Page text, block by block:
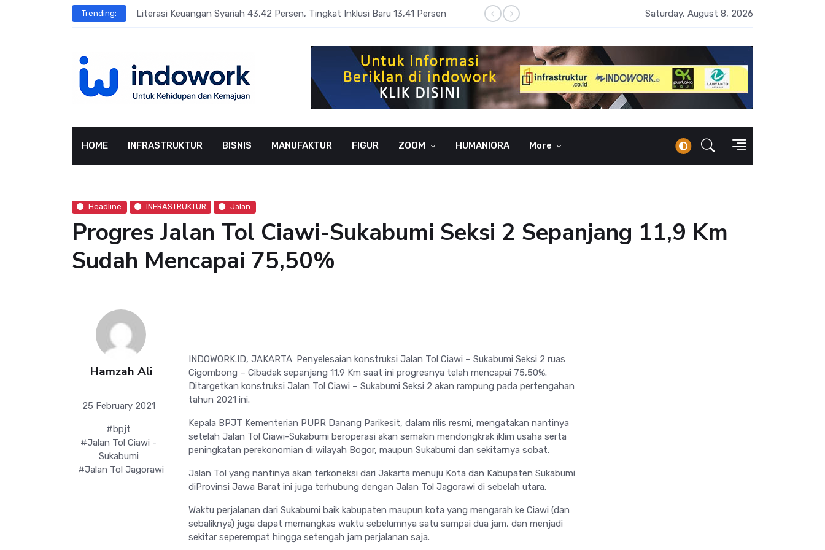
Trending: Literasi Keuangan Syariah 43,42 Persen, Tingkat Inklusi Baru 13,41 Persen Aset Perbankan Syariah Lampaui Rp1.000 Triliun, Pangsa Pasar Masih
Saturday, August 8, 2026
HOME INFRASTRUKTUR BISNIS MANUFAKTUR FIGUR ZOOM HUMANIORA More
Headline INFRASTRUKTUR Jalan
Progres Jalan Tol Ciawi-Sukabumi Seksi 2 Sepanjang 11,9 Km
Sudah Mencapai 75,50%
Hamzah Ali
25 February 2021
#bpjt
#Jalan Tol Ciawi -
Sukabumi
#Jalan Tol Jagorawi
INDOWORK.ID, JAKARTA: Penyelesaian konstruksi Jalan Tol Ciawi – Sukabumi Seksi 2 ruas
Cigombong – Cibadak sepanjang 11,9 Km saat ini progresnya telah mencapai 75,50%.
Ditargetkan konstruksi Jalan Tol Ciawi – Sukabumi Seksi 2 akan rampung pada pertengahan
tahun 2021 ini.
Kepala BPJT Kementerian PUPR Danang Parikesit, dalam rilis resmi, mengatakan nantinya
setelah Jalan Tol Ciawi-Sukabumi beroperasi akan semakin mendongkrak iklim usaha serta
peningkatan perekonomian di wilayah Bogor, maupun Sukabumi dan sekitarnya sobat.
Jalan Tol yang nantinya akan terkoneksi dari Jakarta menuju Kota dan Kabupaten Sukabumi
diProvinsi Jawa Barat ini juga terhubung dengan Jalan Tol Jagorawi di sebelah utara.
Waktu perjalanan dari Sukabumi baik kabupaten maupun kota yang mengarah ke Ciawi (dan
sebaliknya) juga dapat memangkas waktu sebelumnya satu sampai dua jam, dan menjadi
sekitar seperempat hingga setengah jam perjalanan saja.